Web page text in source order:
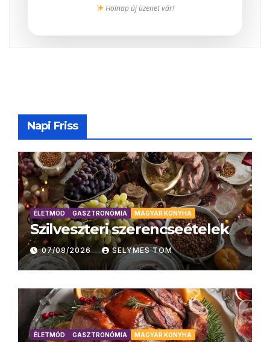
Holnap új üzenet vár!
Napi Friss
ÉLETMÓD GASZTRONÓMIA MAGYAR KONYHA
Szilveszteri szerencseételek
07/08/2026 SELYMES TOM
ÉLETMÓD GASZTRONÓMIA MAGYAR KONYHA